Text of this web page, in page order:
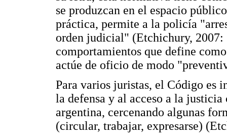
se produzcan en el espacio
práctica, permite a la policía
orden judicial" (Etchichury,
comportamientos que define
actúe de oficio de modo
Para varios juristas, el Código es
la defensa y al acceso a la
argentina, cercenando algunas
(circular, trabajar, expresarse)